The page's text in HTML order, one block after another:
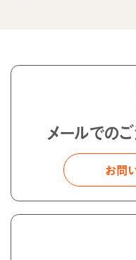
メールでの
お問